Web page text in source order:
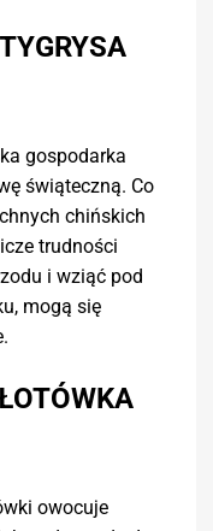
gospodarka
świąteczną. Co
chińskich
trudności
i wziąć pod
mogą się
owocuje